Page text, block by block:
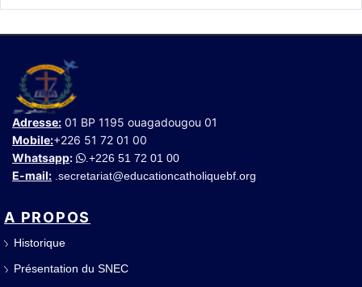
Adresse: 01 BP 1195 ouagadougou 01
Mobile:+226 51 72 01 00
Whatsapp: +226 51 72 01 00
E-mail: secretariat@educationcatholiquebf.org
A PROPOS
Historique
Présentation du SNEC